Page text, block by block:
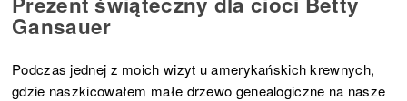
Gansauer
Podczas jednej z moich wizyt u amerykańskich krewnych,
gdzie naszkicowałem małe drzewo genealogiczne na nasze